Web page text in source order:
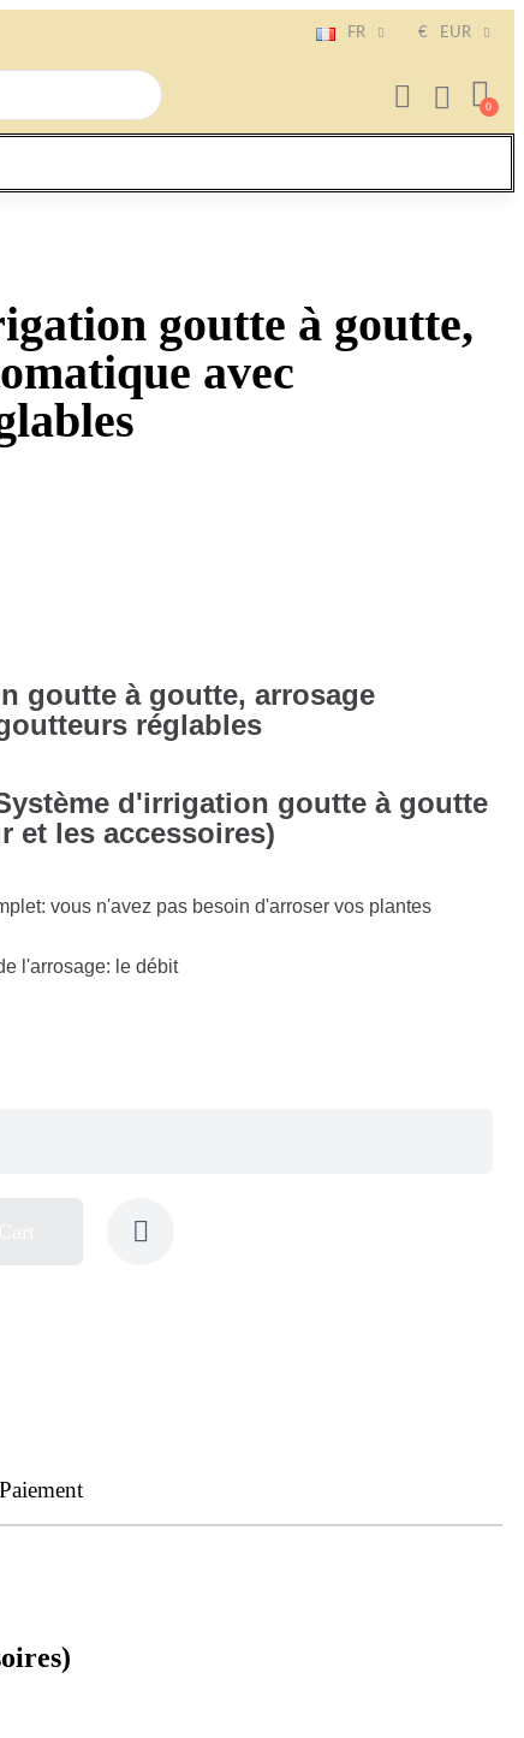
FR € EUR
goutte à goutte,
avec
goutte à goutte, arrosage
réglables
d'irrigation goutte à goutte
et les accessoires)
vous n'avez pas besoin d'arroser vos plantes
l'arrosage: le débit